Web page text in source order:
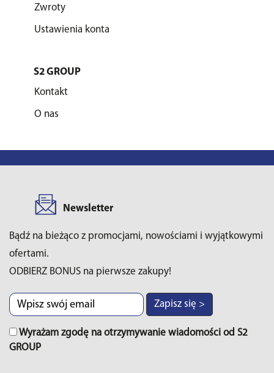
Zwroty
Ustawienia konta
S2 GROUP
Kontakt
O nas
Newsletter
Bądź na bieżąco z promocjami, nowościami i wyjątkowymi
ofertami.
ODBIERZ BONUS na pierwsze zakupy!
Zapisz się >
Wyrażam zgodę na otrzymywanie wiadomości od S2
GROUP